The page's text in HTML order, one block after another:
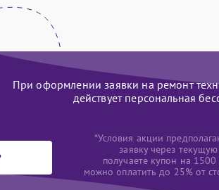
При оформлении заявки на ремонт
действует персональная
*Условия акции
заявку через
получаете купон на
можно оплатить до 25% от